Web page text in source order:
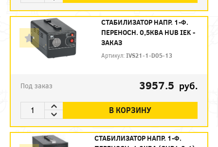
СТАБИЛИЗАТОР НАПР. 1-Ф.
ПЕРЕНОСН. 0,5КВА HUB IEK -
ЗАКАЗ
Артикул:IVS21-1-D05-13
Под заказ 3957.5 руб.
В КОРЗИНУ
СТАБИЛИЗАТОР НАПР. 1-Ф.